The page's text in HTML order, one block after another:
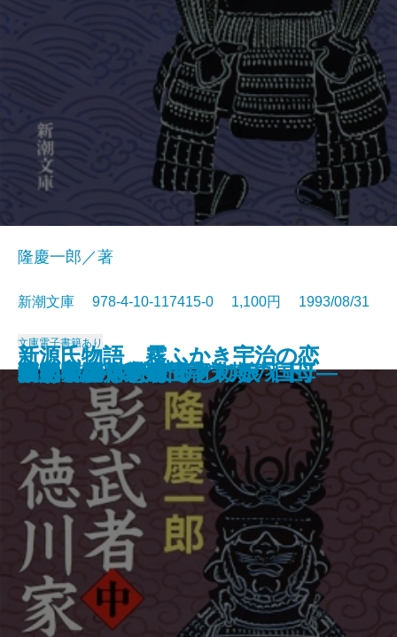
江戸切絵図散歩
これからの出来事
新源氏物語 霧ふかき宇治の恋
〔上〕
新源氏物語 霧ふかき宇治の恋
〔下〕
花影の花―大石内蔵助の妻―
レベル7(セブン)
トットの欠落帖
ムッシュ・クラタ
血の日本史
影武者徳川家康〔上〕
隆慶一郎／著
新潮文庫 978-4-10-117415-0 1,100円 1993/08/31
文庫電子書籍あり
影武者徳川家康〔中〕
影武者徳川家康〔下〕
閔妃暗殺―朝鮮王朝末期の国母―
ミカドの淑女
サイレント・マイノリティ
後宮小説
草の竪琴
ふぉん・しいほるとの娘〔上〕
ふぉん・しいほるとの娘〔下〕
数学者の休憩時間